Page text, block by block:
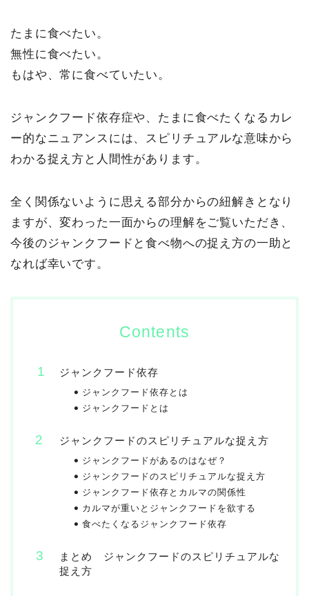
たまに食べたい。
無性に食べたい。
もはや、常に食べていたい。
ジャンクフード依存症や、たまに食べたくなるカレ
ー的なニュアンスには、スピリチュアルな意味から
わかる捉え方と人間性があります。
全く関係ないように思える部分からの紐解きとなり
ますが、変わった一面からの理解をご覧いただき、
今後のジャンクフードと食べ物への捉え方の一助と
なれば幸いです。
Contents
ジャンクフード依存
ジャンクフード依存とは
ジャンクフードとは
ジャンクフードのスピリチュアルな捉え方
ジャンクフードがあるのはなぜ？
ジャンクフードのスピリチュアルな捉え方
ジャンクフード依存とカルマの関係性
カルマが重いとジャンクフードを欲する
食べたくなるジャンクフード依存
まとめ ジャンクフードのスピリチュアルな
捉え方